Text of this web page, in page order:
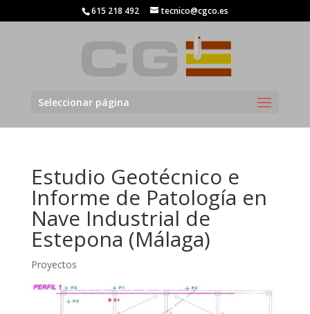
615 218 492 tecnico@cgco.es
Seleccionar página
Estudio Geotécnico e
Informe de Patología en
Nave Industrial de
Estepona (Málaga)
Proyectos